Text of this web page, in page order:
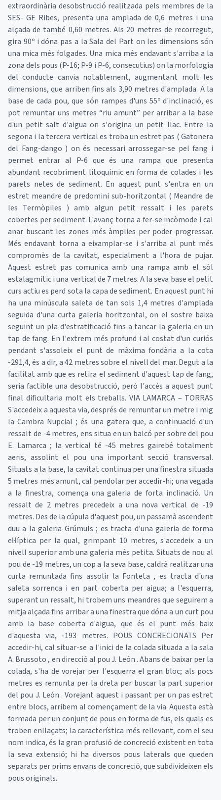
extraordinària desobstrucció realitzada pels membres de la
SES- GE Ribes, presenta una amplada de 0,6 metres i una
alçada de també 0,60 metres. Als 20 metres de recorregut,
gira 90º i dóna pas a la Sala del Part on les dimensions són
una mica més folgades. Una mica més endavant s'arriba a la
zona dels pous (P-16; P-9 i P-6, consecutius) on la morfologia
del conducte canvia notablement, augmentant molt les
dimensions, que arriben fins als 3,90 metres d'amplada. A la
base de cada pou, que són rampes d'uns 55º d'inclinació, es
pot remuntar uns metres “riu amunt” per arribar a la base
d'un petit salt d'aigua on s'origina un petit llac. Entre la
segona i la tercera vertical es troba un estret pas ( Gatonera
del Fang-dango ) on és necessari arrossegar-se pel fang i
permet entrar al P-6 que és una rampa que presenta
abundant recobriment litoquímic en forma de colades i les
parets netes de sediment. En aquest punt s'entra en un
estret meandre de predomini sub-horitzontal ( Meandre de
les Termòpiles ) amb algun petit ressalt i les parets
cobertes per sediment. L'avanç torna a fer-se incòmode i cal
anar buscant les zones més àmplies per poder progressar.
Més endavant torna a eixamplar-se i s'arriba al punt més
compromès de la cavitat, especialment a l'hora de pujar.
Aquest estret pas comunica amb una rampa amb el sòl
estalagmític i una vertical de 7 metres. A la seva base el petit
curs actiu es perd sota la capa de sediment. En aquest punt hi
ha una minúscula saleta de tan sols 1,4 metres d'amplada
seguida d'una curta galeria horitzontal, on el sostre baixa
seguint un pla d'estratificació fins a tancar la galeria en un
tap de fang. En l'extrem més profund i al costat d'un curiós
pendant s'assoleix el punt de màxima fondària a la cota
-291,4, és a dir, a 42 metres sobre el nivell del mar. Degut a la
facilitat amb que es retira el sediment d'aquest tap de fang,
seria factible una desobstrucció, però l'accés a aquest punt
final dificultaria molt els treballs. VIA LAMARCA – TORRAS
S'accedeix a aquesta via, després de remuntar un metre i mig
la Cambra Nupcial ; és una gatera que, a continuació d'un
ressalt de -4 metres, ens situa en un balcó per sobre del pou
E. Lamarca ; la vertical té -45 metres gairebé totalment
aeris, assolint el pou una important secció transversal.
Situats a la base, la cavitat continua per una finestra situada
5 metres més amunt, cal pendolar per accedir-hi; una vegada
a la finestra, comença una galeria de forta inclinació. Un
ressalt de 2 metres precedeix a una nova vertical de -19
metres. Des de la cúpula d'aquest pou, un passamà ascendent
duu a la galeria Grúmuls ; es tracta d'una galeria de forma
el·líptica per la qual, grimpant 10 metres, s'accedeix a un
nivell superior amb una galeria més petita. Situats de nou al
pou de -19 metres, un cop a la seva base, caldrà realitzar una
curta remuntada fins assolir la Fonteta , es tracta d'una
saleta sorrenca i en part coberta per aigua; a l'esquerra,
superant un ressalt, hi trobem uns meandres que seguirem a
mitja alçada fins arribar a una finestra que dóna a un curt pou
amb la base coberta d'aigua, que és el punt més baix
d'aquesta via, -193 metres. POUS CONCRECIONATS Per
accedir-hi, cal situar-se a l'inici de la colada situada a la sala
A. Brussoto , en direcció al pou J. León . Abans de baixar per la
colada, s'ha de vorejar per l'esquerra el gran bloc; als pocs
metres es remunta per la dreta per buscar la part superior
del pou J. León . Vorejant aquest i passant per un pas estret
entre blocs, arribem al començament de la via. Aquesta està
formada per un conjunt de pous en forma de fus, els quals es
troben enllaçats; la característica més rellevant, com el seu
nom indica, és la gran profusió de concreció existent en tota
la seva extensió; hi ha diversos pous laterals que queden
separats per prims envans de concreció, que subdivideixen els
pous originals.